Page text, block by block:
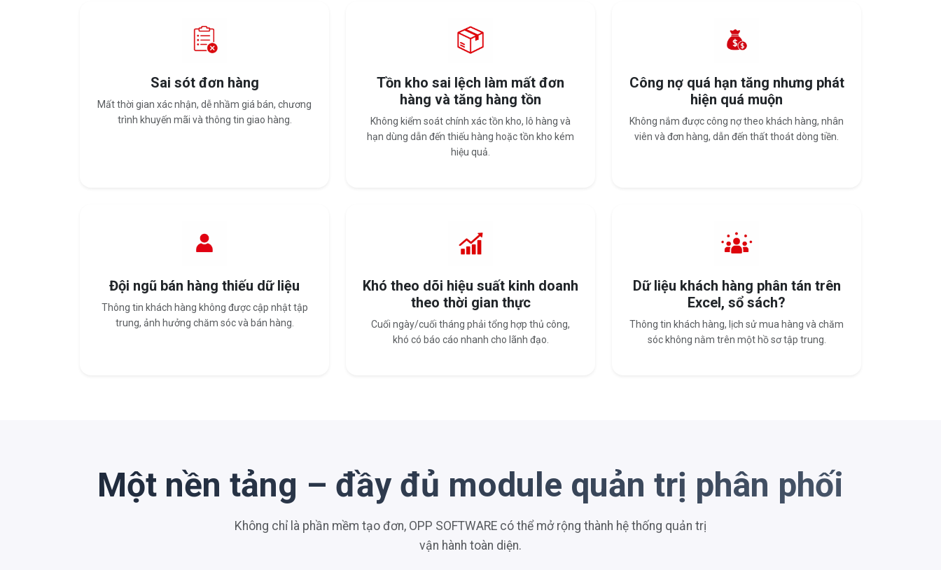
Sai sót đơn hàng
Mất thời gian xác nhận, dễ nhầm giá bán, chương
trình khuyến mãi và thông tin giao hàng.
Tồn kho sai lệch làm mất đơn
hàng và tăng hàng tồn
Không kiểm soát chính xác tồn kho, lô hàng và
hạn dùng dẫn đến thiếu hàng hoặc tồn kho kém
hiệu quả.
Công nợ quá hạn tăng nhưng phát
hiện quá muộn
Không nắm được công nợ theo khách hàng, nhân
viên và đơn hàng, dẫn đến thất thoát dòng tiền.
Đội ngũ bán hàng thiếu dữ liệu
Thông tin khách hàng không được cập nhật tập
trung, ảnh hưởng chăm sóc và bán hàng.
Khó theo dõi hiệu suất kinh doanh
theo thời gian thực
Cuối ngày/cuối tháng phải tổng hợp thủ công,
khó có báo cáo nhanh cho lãnh đạo.
Dữ liệu khách hàng phân tán trên
Excel, sổ sách?
Thông tin khách hàng, lịch sử mua hàng và chăm
sóc không nằm trên một hồ sơ tập trung.
Một nền tảng – đầy đủ module quản trị phân phối
Không chỉ là phần mềm tạo đơn, OPP SOFTWARE có thể mở rộng thành hệ thống quản trị
vận hành toàn diện.